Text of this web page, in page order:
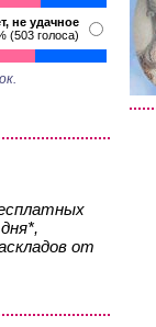
не удачное
(503 голоса)
от